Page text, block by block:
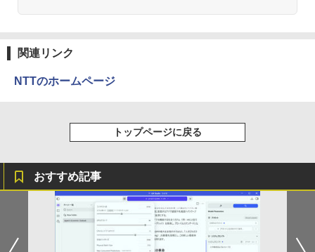
[VETESA正規販売店]一体型デスクトッ
￥39,999
2
調整 高視野角 178° Adaptive-Sync対応
3
光沢 スピーカー内蔵 3年保証 ディスプレ
イ パソコンモニター PCモニター フルハ
イビジョン 21インチ 液晶モニター アイ
リスオーヤマ DT-JF * 安心延長保証対象
￥22,642
J32 地球の歩き方 川崎市 （地球の歩
き方J） [ 地球の歩き方編集室 ]
￥2,310
Anker Soundcore Liberty 5 ミッドナイトブ
ラック
￥14,990
【2026年アップグレード版】AOKIMI ワイヤ
レスイヤホン bluetooth イヤホン V12 小型
軽量 ブルートゥースHi-Fi 最大36時間再生 ぶ
￥250
On My Road (Stadium ver.)
BUGS LIFE
￥250
￥1,380
by Amazon 天然水ラベルレス 2L×9本
コカ・コーラ やかんの麦茶 from 爽健美茶 ラ
ベルレス 650mlPET×24本
￥832
HUNTER×HUNTER モノクロ版 39 (ジャンプ
コミックスDIGITAL)
￥572
スーパーの裏でヤニ吸うふたり 9巻 (デジタル
版ビッグガンガンコミックス)
関連リンク
NTTのホームページ
トップページに戻る
おすすめ記事